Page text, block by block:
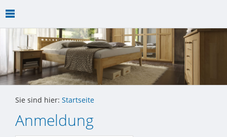
Sie sind hier: Startseite
Anmeldung